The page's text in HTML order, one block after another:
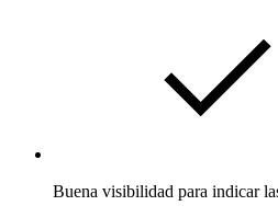
Buena visibilidad para indicar